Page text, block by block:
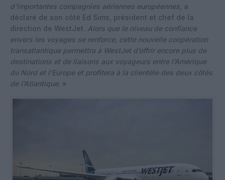
d’importantes compagnies aériennes européennes, a
déclaré de son côté Ed Sims, président et chef de la
direction de WestJet. Alors que le niveau de confiance
envers les voyages se renforce, cette nouvelle coopération
transatlantique permettra à WestJet d’offrir encore plus de
destinations et de liaisons aux voyageurs entre l’Amérique
du Nord et l’Europe et profitera à la clientèle des deux côtés
de l’Atlantique. »